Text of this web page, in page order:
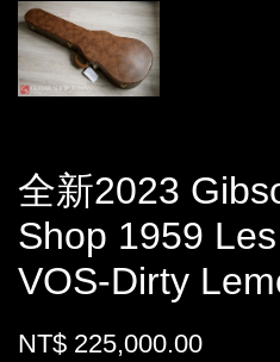
全新2023
Shop 1959
VOS-Dirty
NT$ 225,000.00